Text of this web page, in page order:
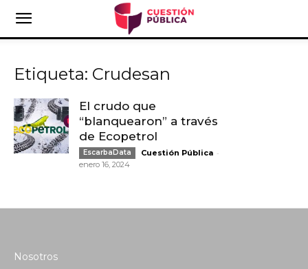
Etiqueta: Crudesan
El crudo que
“blanquearon” a través
de Ecopetrol
EscarbaData Cuestión Pública -
enero 16, 2024
Nosotros